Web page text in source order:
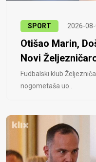
SPORT 2026-
Otišao Marin,
Novi
Fudbalski klub
nogometaša uo..